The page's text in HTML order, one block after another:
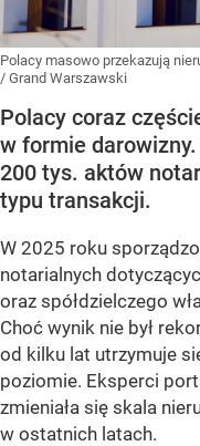
Polacy masowo przekazują
/ Grand Warszawski
Polacy coraz
w formie
200 tys. aktów
typu transakcji.
W 2025 roku
notarialnych
oraz spółdzielczego
Choć wynik nie był
od kilku lat utrzymuje
poziomie. Eksperci
zmieniała się skala
w ostatnich latach.